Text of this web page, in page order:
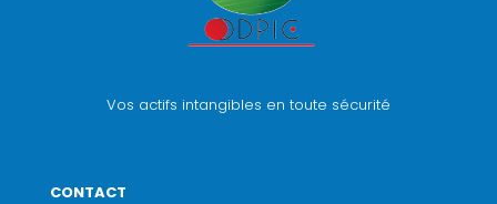
Vos actifs intangibles en toute sécurité
CONTACT